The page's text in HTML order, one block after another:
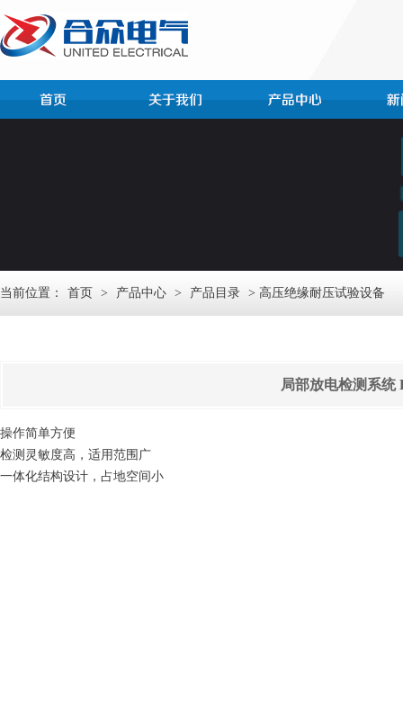
当前位置： 首页 > 产品中心 > 产品目录 > 高压绝缘耐压试验设备
局部放电检测系统
操作简单方便
检测灵敏度高，适用范围广
一体化结构设计，占地空间小